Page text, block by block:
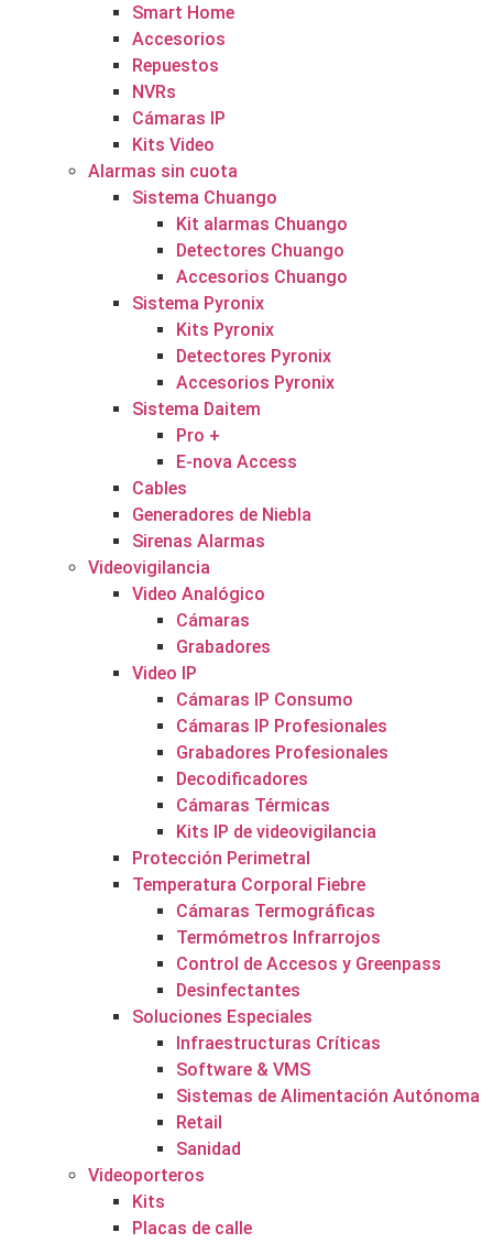
Smart Home
Accesorios
Repuestos
NVRs
Cámaras IP
Kits Video
Alarmas sin cuota
Sistema Chuango
Kit alarmas Chuango
Detectores Chuango
Accesorios Chuango
Sistema Pyronix
Kits Pyronix
Detectores Pyronix
Accesorios Pyronix
Sistema Daitem
Pro +
E-nova Access
Cables
Generadores de Niebla
Sirenas Alarmas
Videovigilancia
Video Analógico
Cámaras
Grabadores
Video IP
Cámaras IP Consumo
Cámaras IP Profesionales
Grabadores Profesionales
Decodificadores
Cámaras Térmicas
Kits IP de videovigilancia
Protección Perimetral
Temperatura Corporal Fiebre
Cámaras Termográficas
Termómetros Infrarrojos
Control de Accesos y Greenpass
Desinfectantes
Soluciones Especiales
Infraestructuras Críticas
Software & VMS
Sistemas de Alimentación Autónoma
Retail
Sanidad
Videoporteros
Kits
Placas de calle